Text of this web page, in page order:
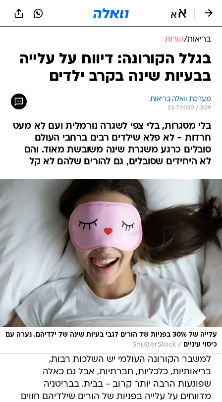
בריאות/הורות
בגלל הקורונה: דיווח על עלייה
בבעיות שינה בקרב ילדים
מערכת וואלה בריאות
23.7.2020 / 3:29
בלי מסגרות, בלי צפי לשגרה נורמלית ועם לא מעט
חרדות - לא פלא שילדים רבים ברחבי העולם
סובלים כרגע משגרת שינה משובשת מאוד. והם
לא היחידים שסובלים, גם להורים שלהם לא קל
עלייה של 30% בפניות של הורים לגבי בעיות שינה של ילדיהם. נערה עם
כיסוי עיניים
/
ShutterStock
למשבר הקורונה העולמי יש השלכות רבות,
בריאותיות, כלכליות, חברתיות, אבל גם כאלה
שפוגעות הרבה יותר קרוב - בבית. בבריטניה
מדווחים על עלייה בפניות של הורים שילדיהם חווים